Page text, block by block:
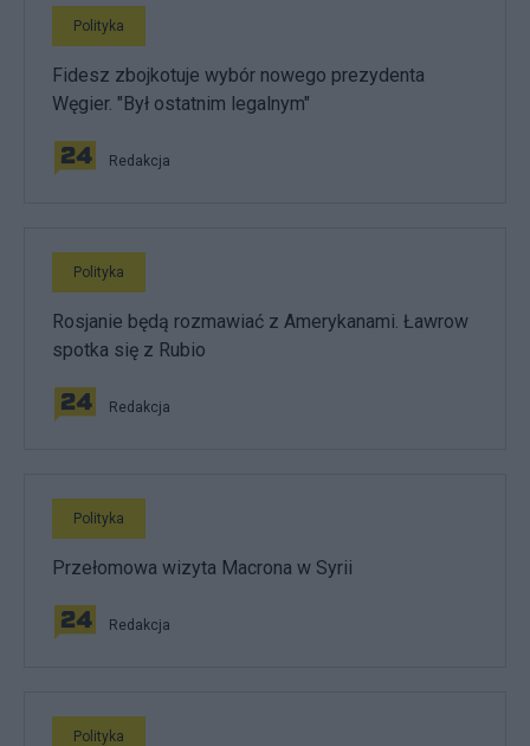
Polityka
Fidesz zbojkotuje wybór nowego prezydenta
Węgier. "Był ostatnim legalnym"
Redakcja
Polityka
Rosjanie będą rozmawiać z Amerykanami. Ławrow
spotka się z Rubio
Redakcja
Polityka
Przełomowa wizyta Macrona w Syrii
Redakcja
Polityka